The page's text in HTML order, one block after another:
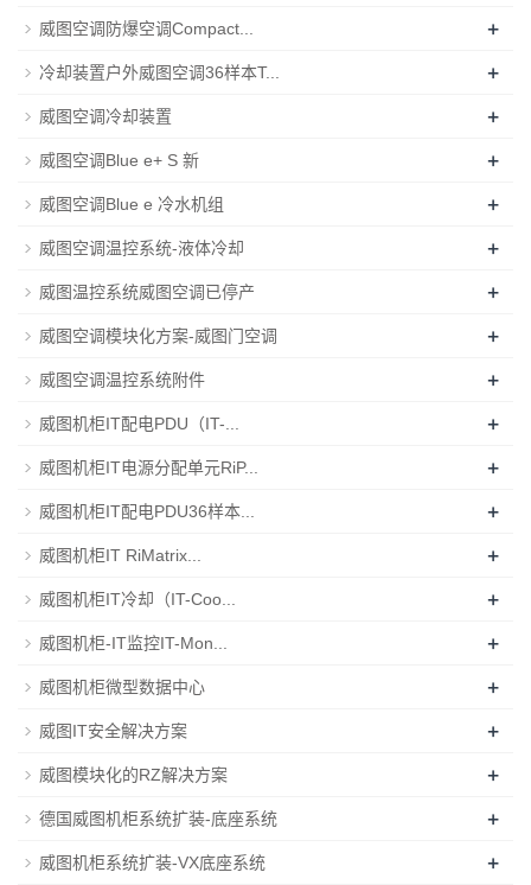
威图空调防爆空调Compact... +
冷却装置户外威图空调36样本T... +
威图空调冷却装置 +
威图空调Blue e+ S 新 +
威图空调Blue e 冷水机组 +
威图空调温控系统-液体冷却 +
威图温控系统威图空调已停产 +
威图空调模块化方案-威图门空调 +
威图空调温控系统附件 +
威图机柜IT配电PDU（IT-... +
威图机柜IT电源分配单元RiP... +
威图机柜IT配电PDU36样本... +
威图机柜IT RiMatrix... +
威图机柜IT冷却（IT-Coo... +
威图机柜-IT监控IT-Mon... +
威图机柜微型数据中心 +
威图IT安全解决方案 +
威图模块化的RZ解决方案 +
德国威图机柜系统扩装-底座系统 +
威图机柜系统扩装-VX底座系统 +